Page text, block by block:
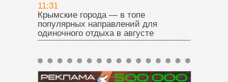
11:31
Крымские города — в топе
популярных направлений для
одиночного отдыха в августе